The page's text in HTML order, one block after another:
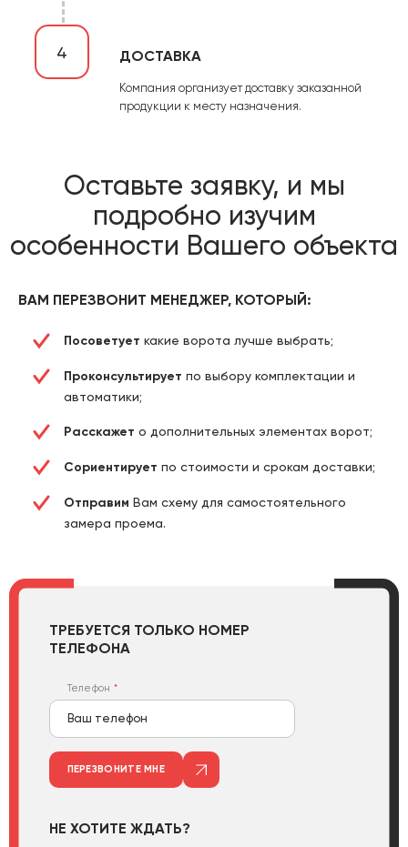
4 ДОСТАВКА
Компания организует доставку заказанной
продукции к месту назначения.
Оставьте заявку, и мы
подробно изучим
особенности Вашего объекта
ВАМ ПЕРЕЗВОНИТ МЕНЕДЖЕР, КОТОРЫЙ:
Посоветует какие ворота лучше выбрать;
Проконсультирует по выбору комплектации и
автоматики;
Расскажет о дополнительных элементах ворот;
Сориентирует по стоимости и срокам доставки;
Отправим Вам схему для самостоятельного
замера проема.
ТРЕБУЕТСЯ ТОЛЬКО НОМЕР
ТЕЛЕФОНА
Телефон
ПЕРЕЗВОНИТЕ МНЕ
НЕ ХОТИТЕ ЖДАТЬ?